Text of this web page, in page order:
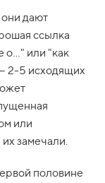
они дают
ссылка
о..." или "как
2-5 исходящих
или
замечали.
половине